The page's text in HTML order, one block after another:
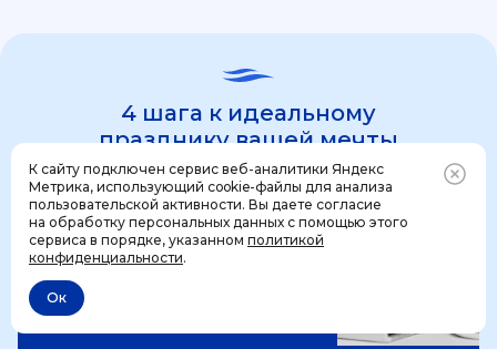
Позвонить+7 (499) 444-31-53
К сайту подключен сервис веб-аналитики Яндекс
Метрика, использующий cookie-файлы для анализа
пользовательской активности. Вы даете согласие
на обработку персональных данных с помощью этого
сервиса в порядке, указанном политикой
конфиденциальности.
Ок
4 шага к идеальному
празднику вашей мечты
1 шаг